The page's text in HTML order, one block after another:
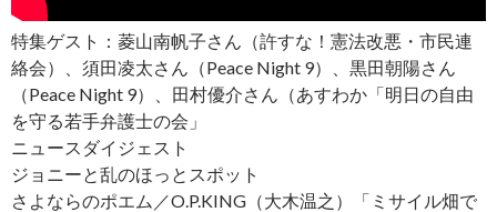
特集ゲスト：菱山南帆子さん（許すな！憲法改悪・市民連
絡会）、須田凌太さん（Peace Night 9）、黒田朝陽さん
（Peace Night 9）、田村優介さん（あすわか「明日の自由
を守る若手弁護士の会」
ニュースダイジェスト
ジョニーと乱のほっとスポット
さよならのポエム／O.P.KING（大木温之）「ミサイル畑で